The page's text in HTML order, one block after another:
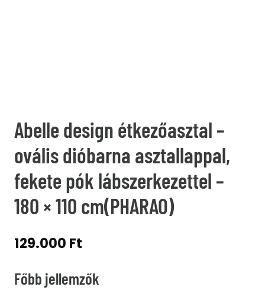
Abelle design étkezőasztal –
ovális dióbarna asztallappal,
fekete pók lábszerkezettel –
180 × 110 cm(PHARAO)
129.000 Ft
Főbb jellemzők